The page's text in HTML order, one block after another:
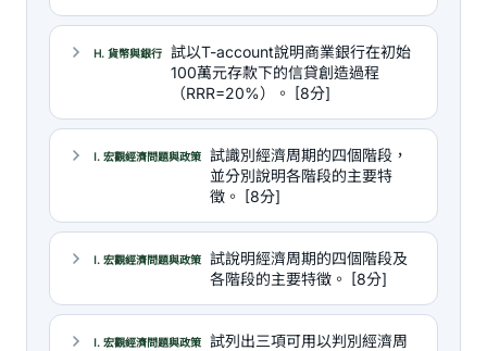
H. 貨幣與銀行
試以T-account說明商業銀行在初始
100萬元存款下的信貸創造過程
（RRR=20%）。 [8分]
I. 宏觀經濟問題與政策
試識別經濟周期的四個階段，
並分別說明各階段的主要特
徵。 [8分]
I. 宏觀經濟問題與政策
試說明經濟周期的四個階段及
各階段的主要特徵。 [8分]
I. 宏觀經濟問題與政策
試列出三項可用以判別經濟周